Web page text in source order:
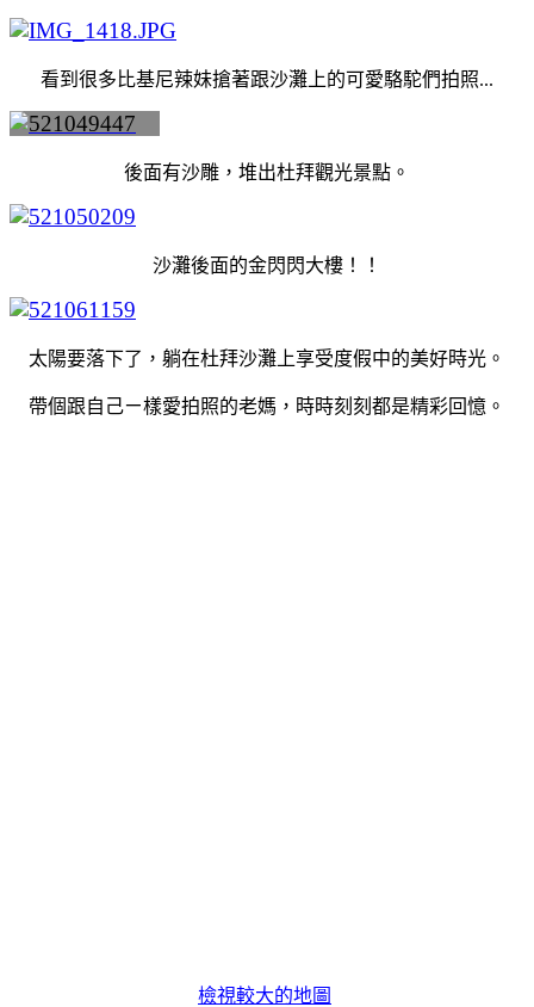
看到很多比基尼辣妹搶著跟沙灘上的可愛駱駝們拍照...
後面有沙雕，堆出杜拜觀光景點。
沙灘後面的金閃閃大樓！！
太陽要落下了，躺在杜拜沙灘上享受度假中的美好時光。
帶個跟自己ㄧ樣愛拍照的老媽，時時刻刻都是精彩回憶。
檢視較大的地圖